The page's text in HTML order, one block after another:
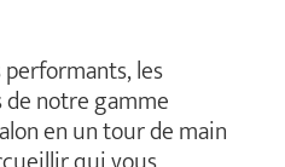
les
notre gamme
en un tour de main